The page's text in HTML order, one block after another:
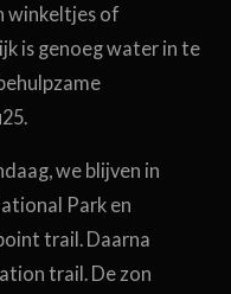
winkeltjes of
is genoeg water in te
we blijven in
Park en
trail. Daarna
trail. De zon